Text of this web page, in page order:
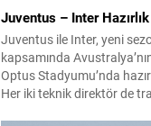
Juventus – Inter Hazırlık
Juventus ile Inter, yeni
kapsamında
Optus Stadyumu’nda
Her iki teknik direktör de